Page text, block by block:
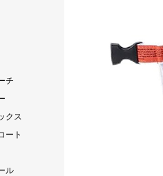
チ
クス
ート
ル